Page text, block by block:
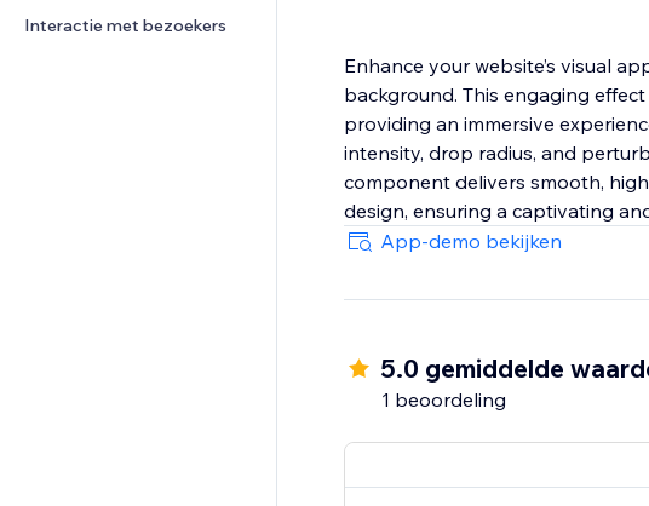
Interactie met bezoekers
Enhance your website’s visual
background. This engaging
providing an immersive
intensity, drop radius, and
component delivers smooth,
design, ensuring a captivating
App-demo bekijken
5.0 gemiddelde
1 beoordeling